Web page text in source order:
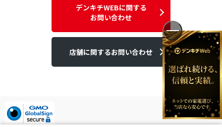
デンキチWEBに関する
お問い合わせ
店舗に関するお問い合わせ